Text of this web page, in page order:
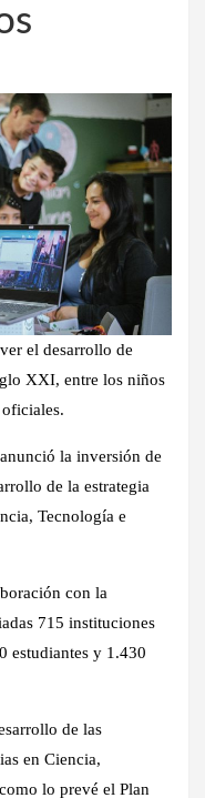
el desarrollo de
XXI, entre los niños
la inversión de
de la estrategia
Tecnología e
con la
715 instituciones
estudiantes y 1.430
de las
en Ciencia,
lo prevé el Plan